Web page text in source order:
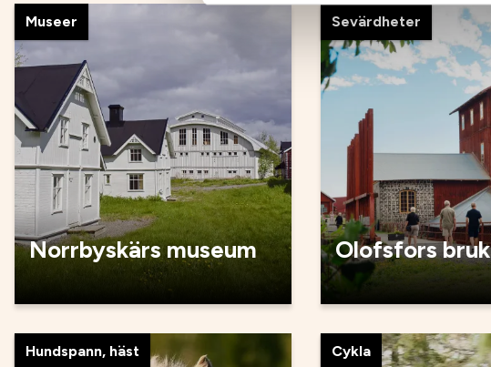
Museer
Norrbyskärs museum
Sevärdheter
Olofsfors bruk
Hundspann, häst Cykla